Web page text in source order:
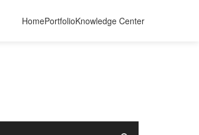
HomePortfolioKnowledge Center